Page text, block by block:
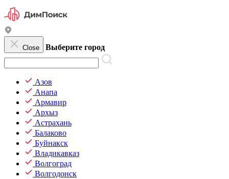
Close Выберите город
Азов
Анапа
Армавир
Архыз
Астрахань
Балаково
Буйнакск
Владикавказ
Волгоград
Волгодонск